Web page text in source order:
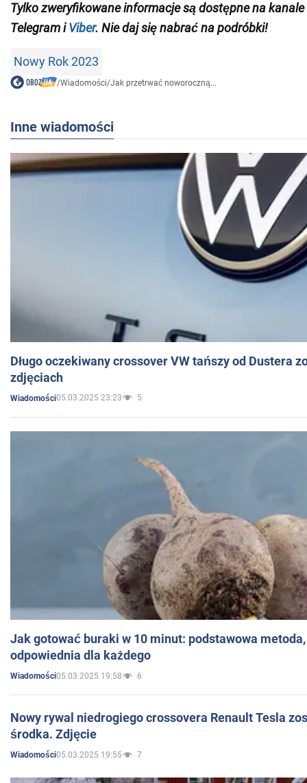
Tylko zweryfikowane informacje są dostępne na kanale
Telegram iViber. Nie daj się nabrać na podróbki!
Nowy Rok 2023
/Wiadomości/Jak przetrwać noworoczną...
Inne wiadomości
Długo oczekiwany crossover VW tańszy od Dustera
zdjęciach
Wiadomości05.03.2025 23:23 5
Jak gotować buraki w 10 minut: podstawowa
odpowiednia dla każdego
Wiadomości05.03.2025 19:58 6
Nowy rywal niedrogiego crossovera Renault Tesla
środka. Zdjęcie
Wiadomości05.03.2025 19:55 7